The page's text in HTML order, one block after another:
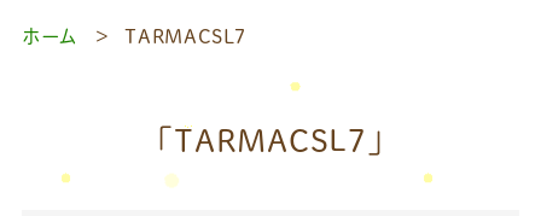
ホーム TARMACSL7
「TARMACSL7」